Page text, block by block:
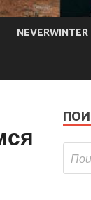
NEVERWINTER